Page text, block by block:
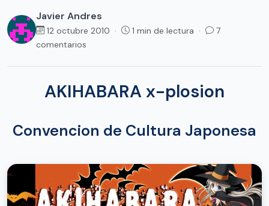
Javier Andres
12 octubre 2010 · 1 min de lectura ·
7
comentarios
AKIHABARA x-plosion
Convencion de Cultura Japonesa